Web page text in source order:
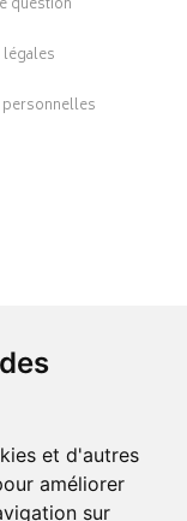
et d'autres
améliorer
sur
question